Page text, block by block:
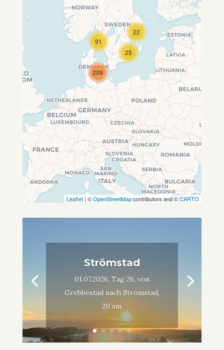
Travelers' Map wird geladen …
Wenn du dies siehst, nachdem
deine Seite vollständig geladen
wurde, fehlen leafletJS-Dateien.
22
25
209
91
Leaflet | ©OpenStreetMapcontributors and ©CARTO
Strömstad
01.07.2026, Tag 26, von
Grebbestad nach Strömstad,
20 sm